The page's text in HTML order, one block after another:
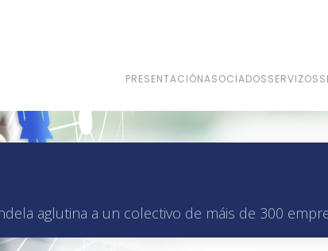
PRESENTACIÓNASOCIADOSSERVIZOS
aglutina a un colectivo de máis de 300